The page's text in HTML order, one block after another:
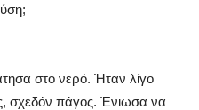
στο νερό. Ήταν λίγο
σχεδόν πάγος. Ένιωσα να